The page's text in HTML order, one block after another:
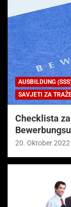
AUSBILDUNG
SAVJETI ZA
Checklista
20. Oktober 2022